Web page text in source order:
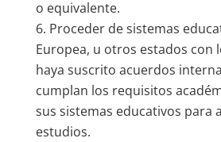
o equivalente.
Proceder de sistemas
Europea, u otros estados con
haya suscrito acuerdos
cumplan los requisitos
sus sistemas educativos para
estudios.